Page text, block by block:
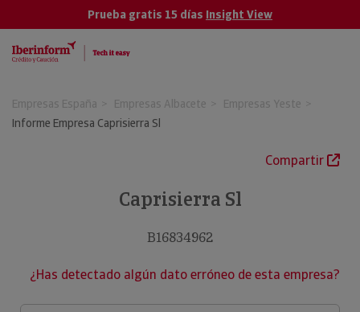
Prueba gratis 15 días Insight View
Empresas España Empresas Albacete
Empresas Yeste
Informe Empresa Caprisierra Sl
Compartir
Caprisierra Sl
B16834962
¿Has detectado algún dato erróneo de esta empresa?